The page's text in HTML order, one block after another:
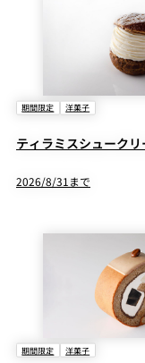
期間限定 洋菓子
ティラミスシュークリ
2026/8/31まで
期間限定 洋菓子